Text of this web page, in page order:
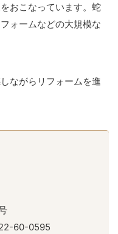
おこなっています。蛇
ォームなどの大規模な
ながらリフォームを進
60-0595